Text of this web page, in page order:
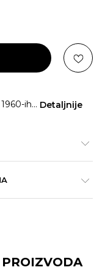
ih... Detaljnije